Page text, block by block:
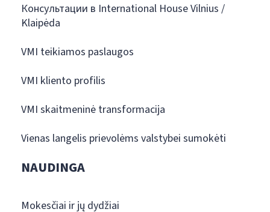
Консультации в International House Vilnius /
Klaipėda
VMI teikiamos paslaugos
VMI kliento profilis
VMI skaitmeninė transformacija
Vienas langelis prievolėms valstybei sumokėti
NAUDINGA
Mokesčiai ir jų dydžiai